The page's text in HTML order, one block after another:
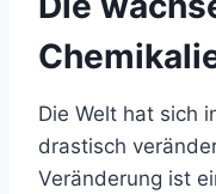
Die Welt hat sich
drastisch
Veränderung ist